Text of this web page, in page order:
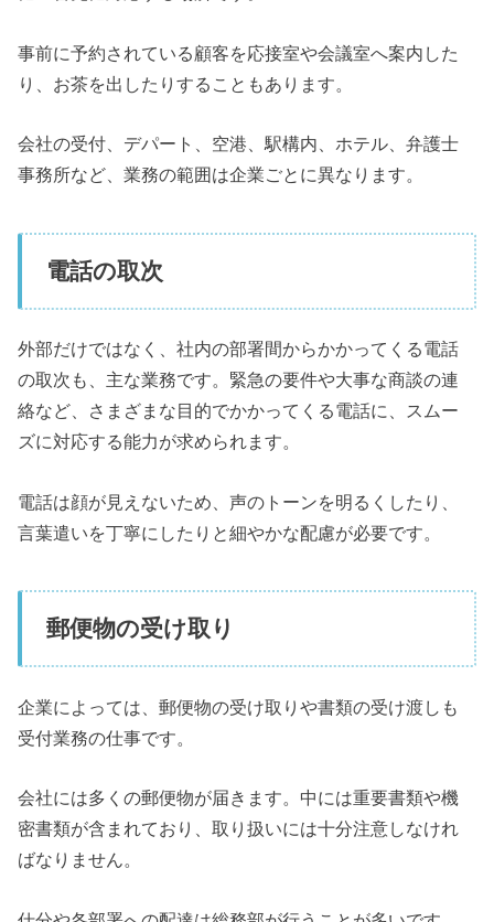
事前に予約されている顧客を応接室や会議室へ案内した
り、お茶を出したりすることもあります。
会社の受付、デパート、空港、駅構内、ホテル、弁護士
事務所など、業務の範囲は企業ごとに異なります。
電話の取次
外部だけではなく、社内の部署間からかかってくる電話
の取次も、主な業務です。緊急の要件や大事な商談の連
絡など、さまざまな目的でかかってくる電話に、スムー
ズに対応する能力が求められます。
電話は顔が見えないため、声のトーンを明るくしたり、
言葉遣いを丁寧にしたりと細やかな配慮が必要です。
郵便物の受け取り
企業によっては、郵便物の受け取りや書類の受け渡しも
受付業務の仕事です。
会社には多くの郵便物が届きます。中には重要書類や機
密書類が含まれており、取り扱いには十分注意しなけれ
ばなりません。